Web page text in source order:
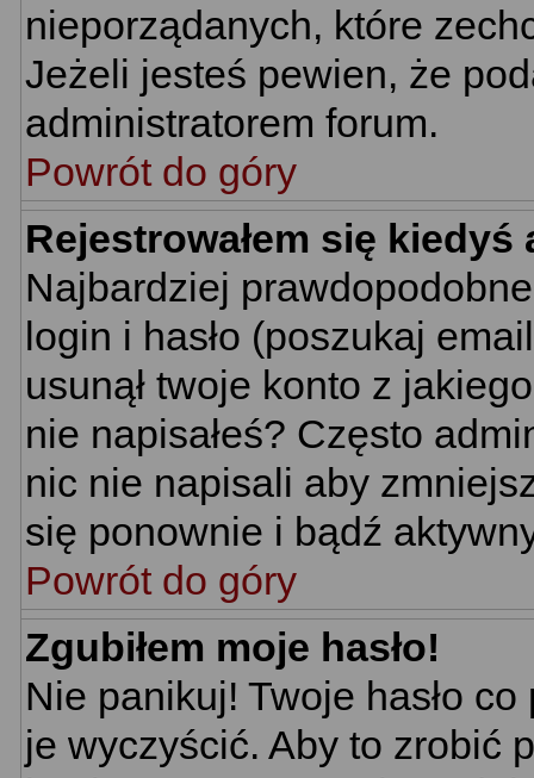
nieporządanych, które
Jeżeli jesteś pewien, że
administratorem forum.
Powrót do góry
Rejestrowałem się
Najbardziej
login i hasło (poszukaj
usunął twoje konto z
nie napisałeś? Często
nic nie napisali aby
się ponownie i bądź
Powrót do góry
Zgubiłem moje hasło!
Nie panikuj! Twoje hasło
je wyczyścić. Aby to zrobić